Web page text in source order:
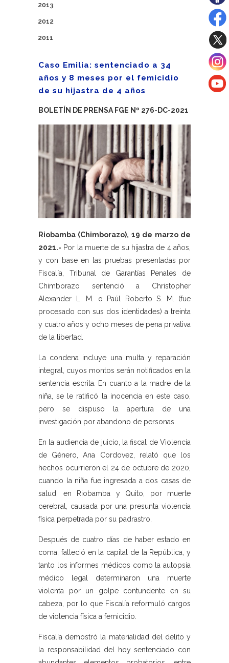
2013
2012
2011
Caso Emilia: sentenciado a 34
años y 8 meses por el femicidio
de su hijastra de 4 años
BOLETÍN DE PRENSA FGE Nº 276-DC-2021
Riobamba (Chimborazo), 19 de marzo de
2021.- Por la muerte de su hijastra de 4 años,
y con base en las pruebas presentadas por
Fiscalía, Tribunal de Garantías Penales de
Chimborazo sentenció a Christopher
Alexander L. M. o Paúl Roberto S. M. (fue
procesado con sus dos identidades) a treinta
y cuatro años y ocho meses de pena privativa
de la libertad.
La condena incluye una multa y reparación
integral, cuyos montos serán notificados en la
sentencia escrita. En cuanto a la madre de la
niña, se le ratificó la inocencia en este caso,
pero se dispuso la apertura de una
investigación por abandono de personas.
En la audiencia de juicio, la fiscal de Violencia
de Género, Ana Cordovez, relató que los
hechos ocurrieron el 24 de octubre de 2020,
cuando la niña fue ingresada a dos casas de
salud, en Riobamba y Quito, por muerte
cerebral, causada por una presunta violencia
física perpetrada por su padrastro.
Después de cuatro días de haber estado en
coma, falleció en la capital de la República, y
tanto los informes médicos como la autopsia
médico legal determinaron una muerte
violenta por un golpe contundente en su
cabeza, por lo que Fiscalía reformuló cargos
de violencia física a femicidio.
Fiscalía demostró la materialidad del delito y
la responsabilidad del hoy sentenciado con